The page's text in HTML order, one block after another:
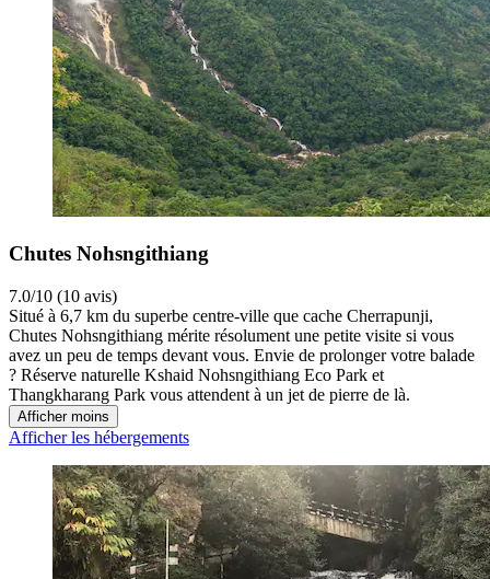
Chutes Nohsngithiang
7.0/10 (10 avis)
Situé à 6,7 km du superbe centre-ville que cache Cherrapunji,
Chutes Nohsngithiang mérite résolument une petite visite si vous
avez un peu de temps devant vous. Envie de prolonger votre balade
? Réserve naturelle Kshaid Nohsngithiang Eco Park et
Thangkharang Park vous attendent à un jet de pierre de là.
Afficher moins
Afficher les hébergements